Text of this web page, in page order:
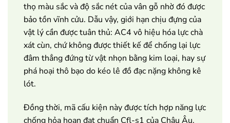
thọ màu sắc và độ sắc nét của vân gỗ nhờ đó được
bảo tồn vĩnh cửu. Dẫu vậy, giới hạn chịu đựng của
vật lý cần được tuân thủ: AC4 vô hiệu hóa lực chà
xát cùn, chứ không được thiết kế để chống lại lực
đâm thẳng đứng từ vật nhọn bằng kim loại, hay sự
phá hoại thô bạo do kéo lê đồ đạc nặng không kê
lót.
Đồng thời, mã cấu kiện này được tích hợp năng lực
chống hỏa hoạn đạt chuẩn Cfl-s1 của Châu Âu.